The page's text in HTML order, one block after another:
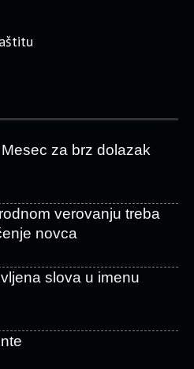
za brz dolazak
verovanju treba
novca
slova u imenu